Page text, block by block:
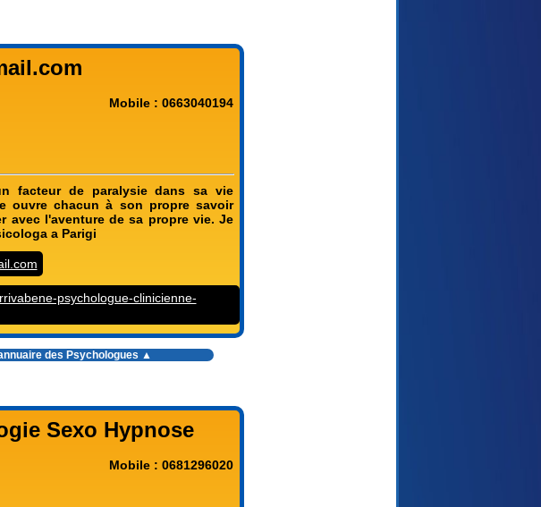
Mobile : 0663040194
facteur de paralysie dans sa vie
ouvre chacun à son propre savoir
avec l'aventure de sa propre vie. Je
a Parigi
psychologue-clinicienne-
des Psychologues ▲
Sexo Hypnose
Mobile : 0681296020